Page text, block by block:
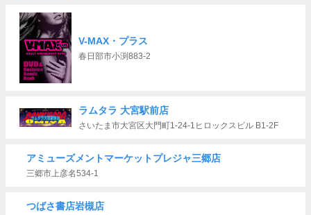
V-MAX・プラス
春日部市小渕883-2
ラムタラ 大宮駅前店
さいたま市大宮区大門町1-24-1ヒロックスビル B1-2F
アミューズメントマーケットプレジャ三郷店
三郷市上彦名534-1
つばさ書店岩槻店